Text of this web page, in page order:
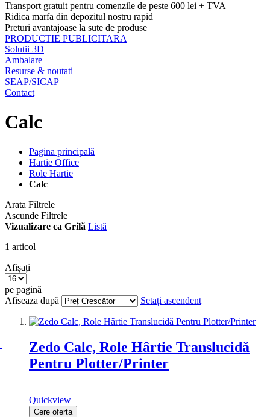
Transport gratuit pentru comenzile de peste 600 lei + TVA
Ridica marfa din depozitul nostru rapid
Preturi avantajoase la sute de produse
PRODUCTIE PUBLICITARA
Solutii 3D
Ambalare
Resurse & noutati
SEAP/SICAP
Contact
Calc
Pagina principală
Hartie Office
Role Hartie
Calc
Arata Filtrele
Ascunde Filtrele
Vizualizare ca Grilă Listă
1 articol
Afișați
pe pagină
Afiseaza după
Setați ascendent
Zedo Calc, Role Hârtie Translucidă
Pentru Plotter/Printer
Quickview
Cere oferta